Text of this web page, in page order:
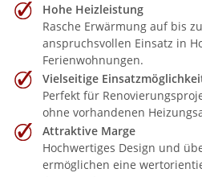
Hohe Heizleistung
Rasche Erwärmung auf bis
anspruchsvollen Einsatz in
Ferienwohnungen.
Vielseitige
Perfekt für
ohne vorhandenen
Attraktive Marge
Hochwertiges Design und
ermöglichen eine